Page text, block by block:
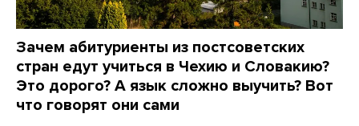
Зачем абитуриенты из постсоветских
стран едут учиться в Чехию и Словакию?
Это дорого? А язык сложно выучить? Вот
что говорят они сами